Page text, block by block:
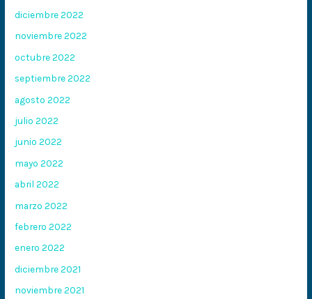
diciembre 2022
noviembre 2022
octubre 2022
septiembre 2022
agosto 2022
julio 2022
junio 2022
mayo 2022
abril 2022
marzo 2022
febrero 2022
enero 2022
diciembre 2021
noviembre 2021